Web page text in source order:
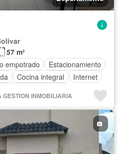
57 m²
empotrado
Estacionamiento
Cocina integral
Internet
Piscina
INMOBILIARIA